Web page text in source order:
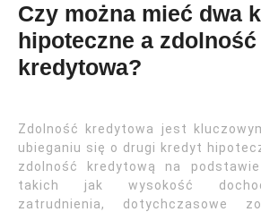
Czy można mieć dwa
hipoteczne a zdolność
kredytowa?
Zdolność kredytowa jest
ubieganiu się o drugi kredyt
zdolność kredytową na
takich jak wysokość
zatrudnienia, dotychczasowe